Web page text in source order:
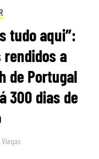
tudo aqui”:
a
de Portugal
300 dias de